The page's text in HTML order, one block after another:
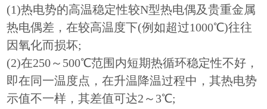
(1)热电势的高温稳定性较N型热电偶及贵重金属
热电偶差，在较高温度下(例如超过1000℃)往往
因氧化而损坏;
(2)在250～500℃范围内短期热循环稳定性不好，
即在同一温度点，在升温降温过程中，其热电势
示值不一样，其差值可达2～3℃;